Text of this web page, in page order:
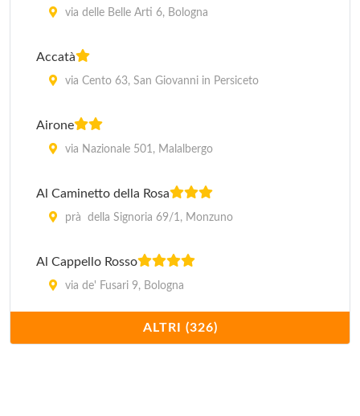
via delle Belle Arti 6, Bologna
Accatà
via Cento 63, San Giovanni in Persiceto
Airone
via Nazionale 501, Malalbergo
Al Caminetto della Rosa
prà della Signoria 69/1, Monzuno
Al Cappello Rosso
via de' Fusari 9, Bologna
ALTRI (326)